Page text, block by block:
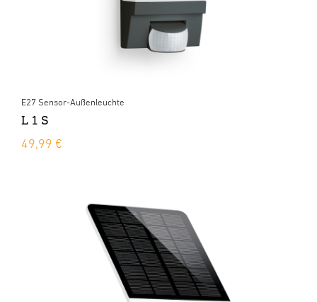
E27 Sensor-Außenleuchte
L 1 S
49,99 €